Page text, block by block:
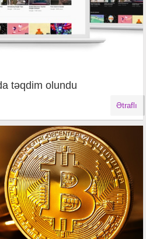
təqdim olundu
Ətraflı